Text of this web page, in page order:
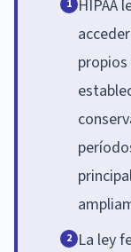
1 HIPAA
2 La ley